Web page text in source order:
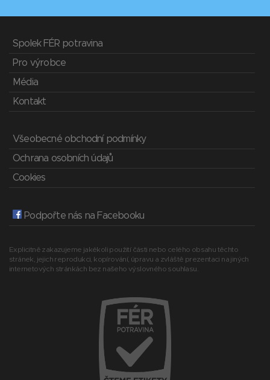
Spolek FÉR potravina
Pro výrobce
Média
Kontakt
Všeobecné obchodní podmínky
Ochrana osobních údajů
Cookies
Podpořte nás na Facebooku
Explicitně zakazujeme jakékoli použití části nebo celého obsahu těchto
stránek, jejich reprodukci, kopírování, úpravu a zvláště prezentaci na jiných
internetových stránkách bez našeho výslovného souhlasu.